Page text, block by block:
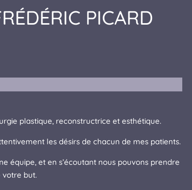
PICARD
plastique, reconstructrice et esthétique.
les désirs de chacun de mes patients.
équipe, et en s’écoutant nous pouvons prendre
votre but.